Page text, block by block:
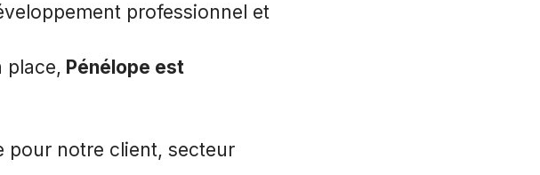
professionnel et
place, Pénélope est
pour notre client, secteur